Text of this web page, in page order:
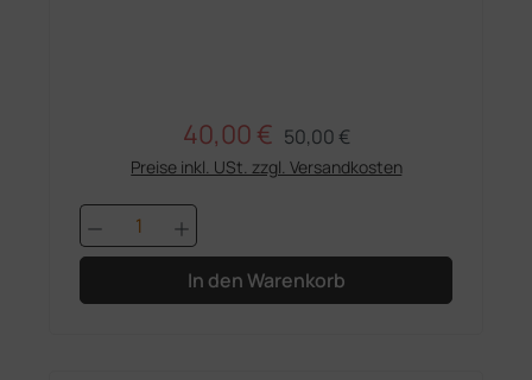
Verkaufspreis:
40,00 € Regulärer Preis:
50,00 €
Preise inkl. USt. zzgl. Versandkosten
Produkt Anzahl: Gib den
In den Warenkorb